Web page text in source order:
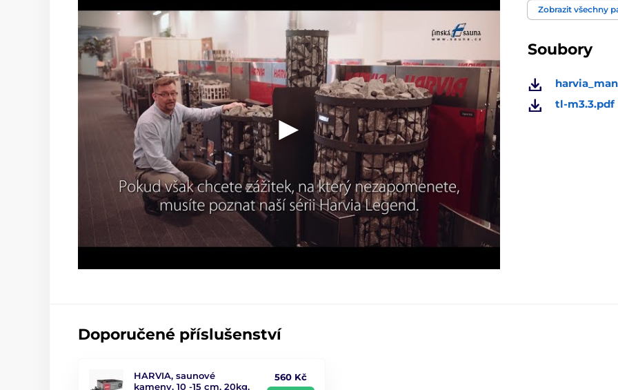
Umístění
na zadní straně
Umístění
Požadovaná
komínu:
Zobrazit všechny
Soubory
tl-m3.3.pdf
Doporučené příslušenství
HARVIA, saunové
kameny, 10 -15 cm, 20kg,
560 Kč